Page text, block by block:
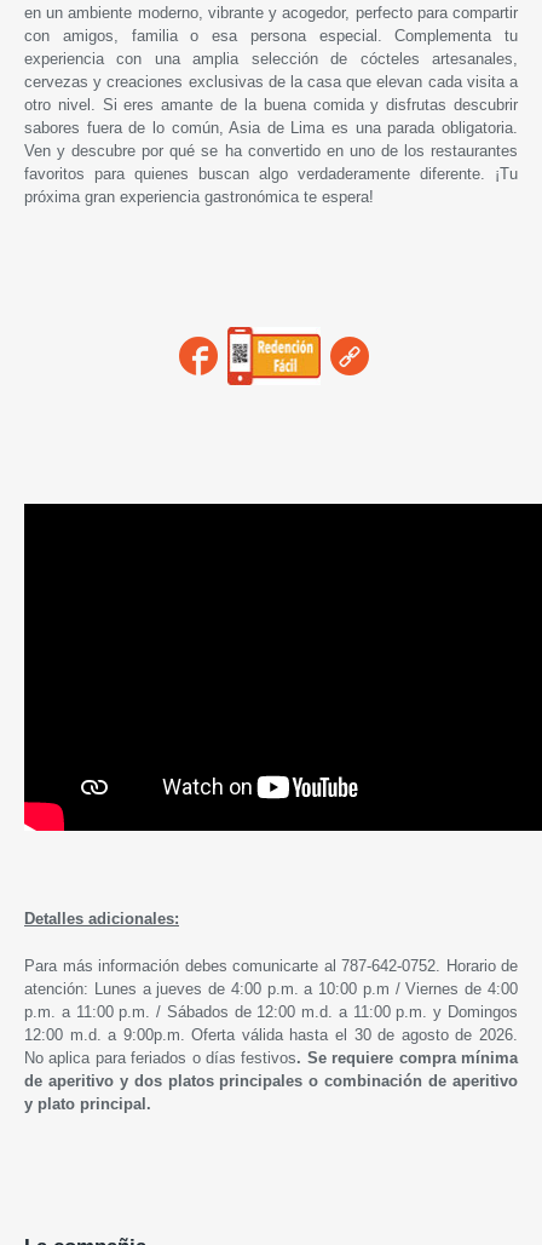
en un ambiente moderno, vibrante y acogedor, perfecto para compartir
con amigos, familia o esa persona especial. Complementa tu
experiencia con una amplia selección de cócteles artesanales,
cervezas y creaciones exclusivas de la casa que elevan cada visita a
otro nivel. Si eres amante de la buena comida y disfrutas descubrir
sabores fuera de lo común, Asia de Lima es una parada obligatoria.
Ven y descubre por qué se ha convertido en uno de los restaurantes
favoritos para quienes buscan algo verdaderamente diferente. ¡Tu
próxima gran experiencia gastronómica te espera!
Detalles adicionales:
Para más información debes comunicarte al 787-642-0752. Horario de
atención: Lunes a jueves de 4:00 p.m. a 10:00 p.m / Viernes de 4:00
p.m. a 11:00 p.m. / Sábados de 12:00 m.d. a 11:00 p.m. y Domingos
12:00 m.d. a 9:00p.m. Oferta válida hasta el 30 de agosto de 2026.
No aplica para feriados o días festivos. Se requiere compra mínima
de aperitivo y dos platos principales o combinación de aperitivo
y plato principal.